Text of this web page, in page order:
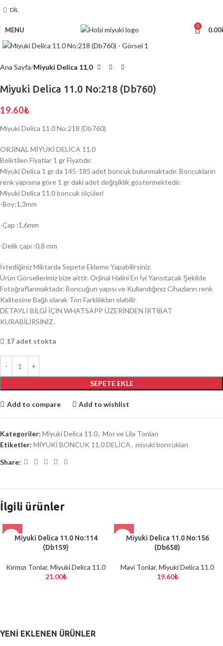
DIL
MENU 0 0.00
Ana Sayfa Miyuki Delica 11.0
Miyuki Delica 11.0 No:218 (Db760)
19.60₺
Miyuki Delica 11.0 No:218 (Db760)
ORJİNAL MİYUKİ DELİCA 11.0
Belirtilen Fiyatlar 1 gr Fiyatıdır.
Miyuki Delica 1 gr da 145-185 adet boncuk bulunmaktadır. Boncukların
renk yapısına göre 1 gr daki adet değişiklik göstermektedir.
Miyuki Delica 11.0 boncuk ölçüleri
-Boy:1,3mm
-Çap :1,6mm
-Delik çapı :0,8 mm
İstediğiniz Miktarda Sepete Ekleme Yapabilirsiniz.
Ürün Görsellerimiz bize aittir. Orjinal Halini En İyi Yansıtacak Şekilde
Fotoğraflanmaktadır. Boncuğun yapısı ve Kullandığınız Cihazların renk
Kalitesine Bağlı olarak Ton Farklılıkları olabilir.
DETAYLI BİLGİ İÇİN WHATSAPP ÜZERİNDEN İRTİBAT
KURABİLİRSİNİZ.
17 adet stokta
SEPETE EKLE
Add to compare Add to wishlist
Kategoriler: Miyuki Delica 11.0, Mor ve Lila Tonları
Etiketler: MİYUKİ BONCUK 11.0 DELİCA, miyuki boncukları
Share:
İlgili ürünler
Miyuki Delica 11.0 No:114
(Db159)
Kırmızı Tonlar, Miyuki Delica 11.0
21.00₺
Miyuki Delica 11.0 No:156
(Db658)
Mavi Tonlar, Miyuki Delica 11.0
19.60₺
YENI EKLENEN ÜRÜNLER